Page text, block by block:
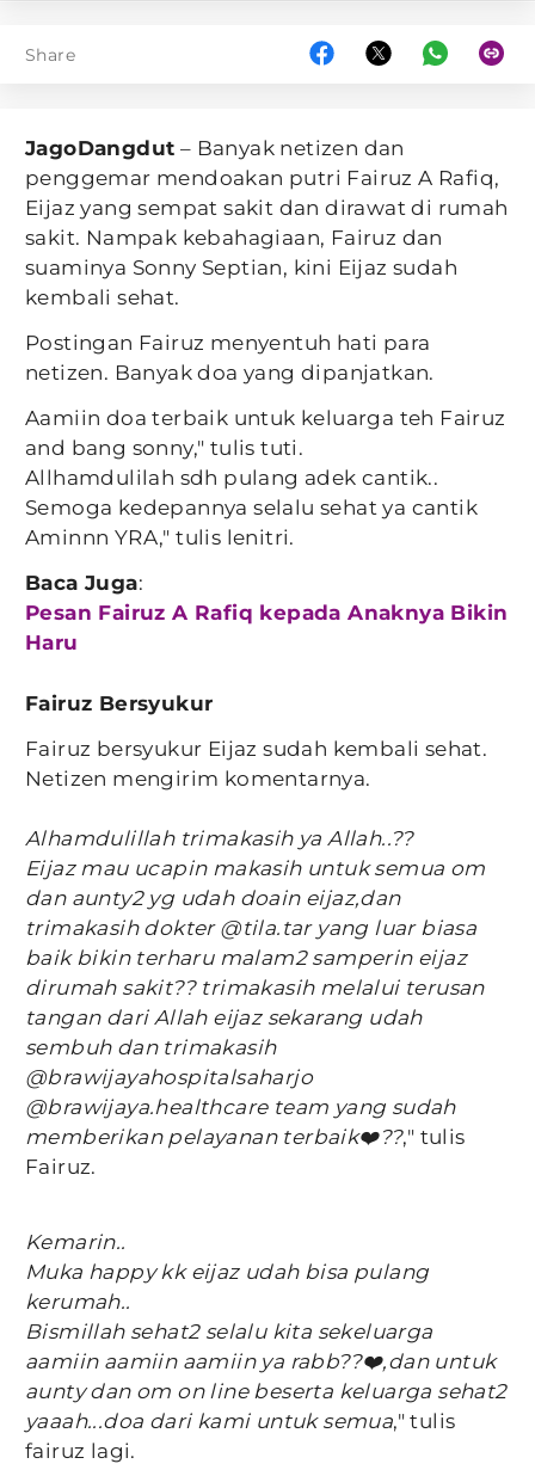
Share
JagoDangdut – Banyak netizen dan
penggemar mendoakan putri Fairuz A Rafiq,
Eijaz yang sempat sakit dan dirawat di rumah
sakit. Nampak kebahagiaan, Fairuz dan
suaminya Sonny Septian, kini Eijaz sudah
kembali sehat.
Postingan Fairuz menyentuh hati para
netizen. Banyak doa yang dipanjatkan.
Aamiin doa terbaik untuk keluarga teh Fairuz
and bang sonny," tulis tuti.
Allhamdulilah sdh pulang adek cantik..
Semoga kedepannya selalu sehat ya cantik
Aminnn YRA," tulis lenitri.
Baca Juga:
Pesan Fairuz A Rafiq kepada Anaknya Bikin
Haru
Fairuz Bersyukur
Fairuz bersyukur Eijaz sudah kembali sehat.
Netizen mengirim komentarnya.
Alhamdulillah trimakasih ya Allah..??
Eijaz mau ucapin makasih untuk semua om
dan aunty2 yg udah doain eijaz,dan
trimakasih dokter @tila.tar yang luar biasa
baik bikin terharu malam2 samperin eijaz
dirumah sakit?? trimakasih melalui terusan
tangan dari Allah eijaz sekarang udah
sembuh dan trimakasih
@brawijayahospitalsaharjo
@brawijaya.healthcare team yang sudah
memberikan pelayanan terbaik❤️??," tulis
Fairuz.
Kemarin..
Muka happy kk eijaz udah bisa pulang
kerumah..
Bismillah sehat2 selalu kita sekeluarga
aamiin aamiin aamiin ya rabb??❤️,dan untuk
aunty dan om on line beserta keluarga sehat2
yaaah...doa dari kami untuk semua," tulis
fairuz lagi.